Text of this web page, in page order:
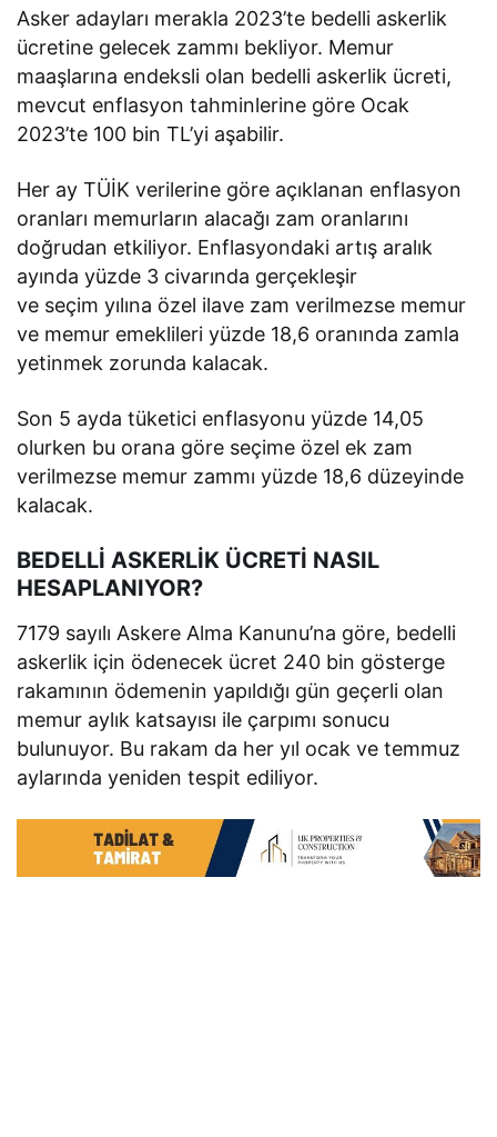
Asker adayları merakla 2023’te bedelli askerlik
ücretine gelecek zammı bekliyor. Memur
maaşlarına endeksli olan bedelli askerlik ücreti,
mevcut enflasyon tahminlerine göre Ocak
2023’te 100 bin TL’yi aşabilir.
Her ay TÜİK verilerine göre açıklanan enflasyon
oranları memurların alacağı zam oranlarını
doğrudan etkiliyor. Enflasyondaki artış aralık
ayında yüzde 3 civarında gerçekleşir
ve seçim yılına özel ilave zam verilmezse memur
ve memur emeklileri yüzde 18,6 oranında zamla
yetinmek zorunda kalacak.
Son 5 ayda tüketici enflasyonu yüzde 14,05
olurken bu orana göre seçime özel ek zam
verilmezse memur zammı yüzde 18,6 düzeyinde
kalacak.
BEDELLİ ASKERLİK ÜCRETİ NASIL
HESAPLANIYOR?
7179 sayılı Askere Alma Kanunu’na göre, bedelli
askerlik için ödenecek ücret 240 bin gösterge
rakamının ödemenin yapıldığı gün geçerli olan
memur aylık katsayısı ile çarpımı sonucu
bulunuyor. Bu rakam da her yıl ocak ve temmuz
aylarında yeniden tespit ediliyor.